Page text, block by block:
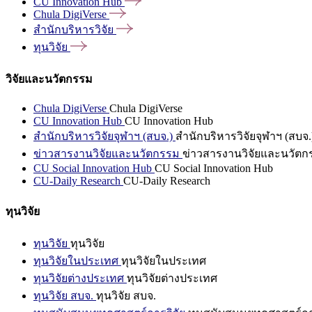
Chula DigiVerse
สำนักบริหารวิจัย
ทุนวิจัย
วิจัยและนวัตกรรม
Chula DigiVerse Chula DigiVerse
CU Innovation Hub CU Innovation Hub
สำนักบริหารวิจัยจุฬาฯ (สบจ.) สำนักบริหารวิจัยจุฬาฯ (สบจ
ข่าวสารงานวิจัยและนวัตกรรม ข่าวสารงานวิจัยและนวัตก
CU Social Innovation Hub CU Social Innovation Hub
CU-Daily Research CU-Daily Research
ทุนวิจัย
ทุนวิจัย ทุนวิจัย
ทุนวิจัยในประเทศ ทุนวิจัยในประเทศ
ทุนวิจัยต่างประเทศ ทุนวิจัยต่างประเทศ
ทุนวิจัย สบจ. ทุนวิจัย สบจ.